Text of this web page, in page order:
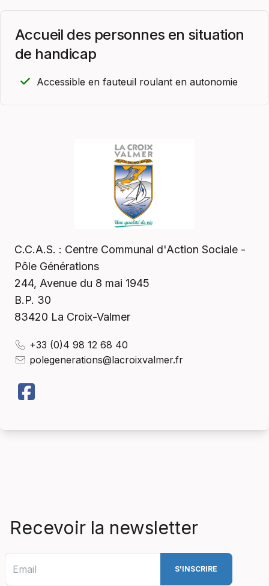
Accueil des personnes en situation
de handicap
Accessible en fauteuil roulant en autonomie
C.C.A.S. : Centre Communal d'Action Sociale -
Pôle Générations
244, Avenue du 8 mai 1945
B.P. 30
83420 La Croix-Valmer
+33 (0)4 98 12 68 40
polegenerations@lacroixvalmer.fr
Recevoir la newsletter